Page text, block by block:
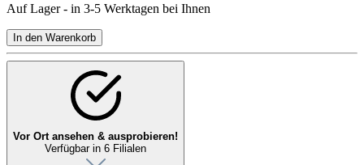
Auf Lager - in 3-5 Werktagen bei Ihnen
In den Warenkorb
Vor Ort ansehen & ausprobieren!
Verfügbar in 6 Filialen